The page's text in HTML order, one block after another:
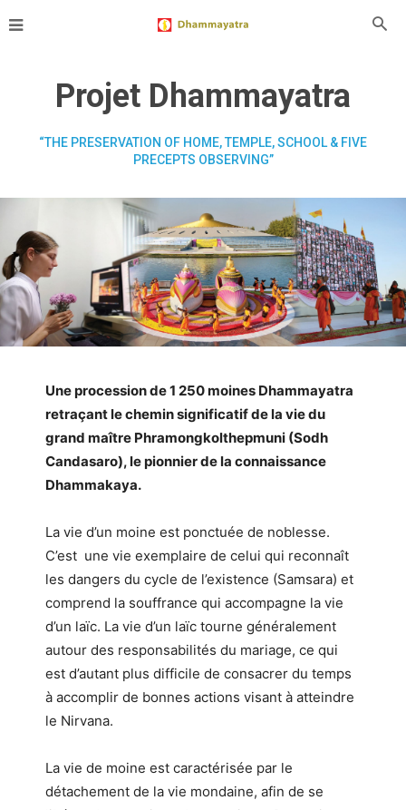
Projet Dhammayatra
“THE PRESERVATION OF HOME, TEMPLE, SCHOOL & FIVE
PRECEPTS OBSERVING”
Une procession de 1 250 moines Dhammayatra
retraçant le chemin significatif de la vie du
grand maître Phramongkolthepmuni (Sodh
Candasaro), le pionnier de la connaissance
Dhammakaya.
La vie d’un moine est ponctuée de noblesse.
C’est une vie exemplaire de celui qui reconnaît
les dangers du cycle de l’existence (Samsara) et
comprend la souffrance qui accompagne la vie
d’un laïc. La vie d’un laïc tourne généralement
autour des responsabilités du mariage, ce qui
est d’autant plus difficile de consacrer du temps
à accomplir de bonnes actions visant à atteindre
le Nirvana.
La vie de moine est caractérisée par le
détachement de la vie mondaine, afin de se